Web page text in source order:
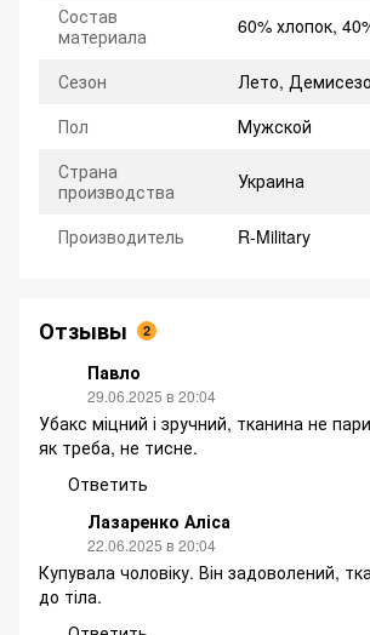
Состав
материала
60% хлопок,
Сезон
Лето,
Пол
Мужской
Страна
производства
Украина
Производитель R-Military
Отзывы 2
Павло
29.06.2025 в 20:04
Убакс міцний і зручний, тканина не
як треба, не тисне.
Ответить
Лазаренко Аліса
22.06.2025 в 20:04
Купувала чоловіку. Він задоволений,
до тіла.